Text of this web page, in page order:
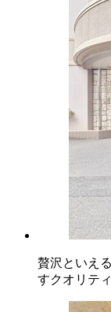
贅沢といえ
すクオリテ